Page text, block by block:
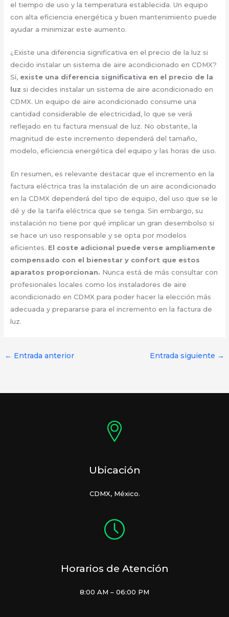
el tiempo de uso y la temperatura establecida. Un equipo
con alta eficiencia energética y buen mantenimiento puede
ayudar a minimizar este aumento.
¿Existe una diferencia significativa en el precio de la luz si
decido instalar un sistema de aire acondicionado en CDMX?
Sí, existe una diferencia significativa en el precio de la
luz si decides instalar un sistema de aire acondicionado en
CDMX. Un equipo de aire acondicionado consume una
cantidad considerable de electricidad, lo que se verá
reflejado en tu factura mensual de luz. No obstante, la
magnitud de este incremento dependerá del tamaño,
modelo, eficiencia energética del equipo y las horas de uso.
En resumen, es relevante destacar que el incremento en la
factura eléctrica tras la instalación de un aire acondicionado
en la CDMX dependerá del tipo de equipo, del uso que se le
dé y de la tarifa eléctrica que se tenga. Sin embargo, su
instalación no tiene por qué implicar un gran desembolso si
se hace un uso responsable y se opta por modelos
eficientes. El coste adicional puede verse ampliamente
compensado con el bienestar y confort que estos
aparatos proporcionan. Nunca está de más consultar con
profesionales locales como los instaladores de aire
acondicionado en CDMX para poder hacer la elección más
adecuada y prepararse para el incremento en la factura de
luz.
← Entrada anterior Entrada siguiente →
Ubicación
CDMX, México.
Horarios de Atención
8:00 AM – 06:00 PM